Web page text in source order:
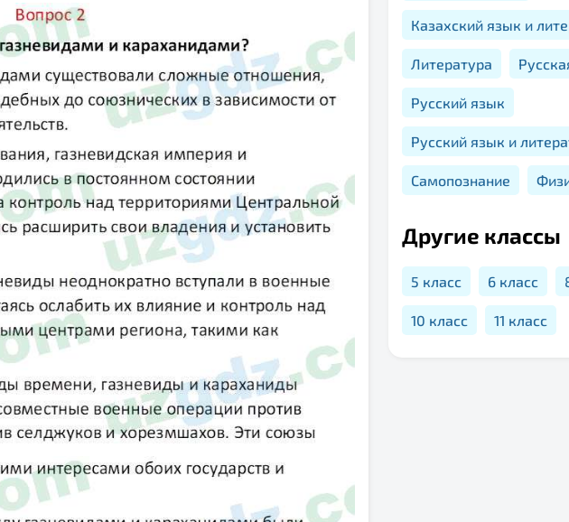
Казахский язык и
Литература
Русский язык
Русский язык и
Самопознание
Другие классы
5 класс 6 класс
10 класс 11 класс